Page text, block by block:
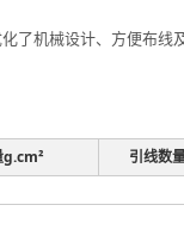
了机械设计、方便布
引线数